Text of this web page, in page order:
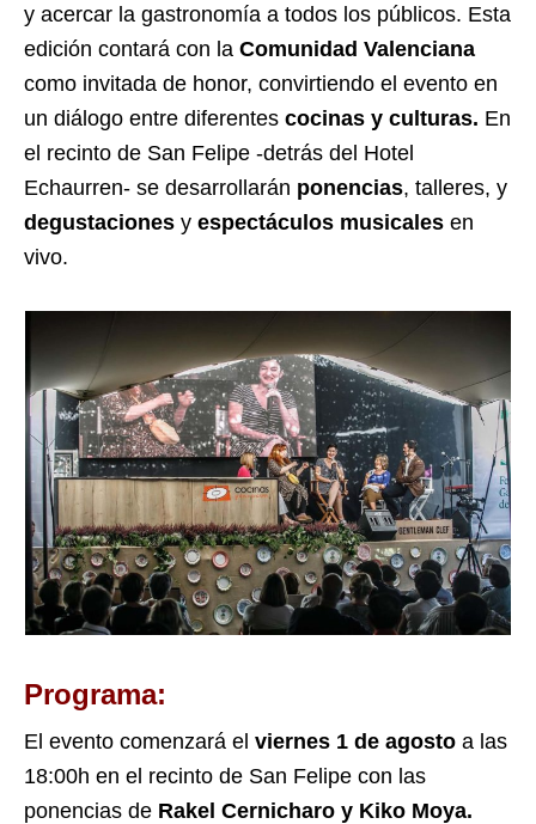
y acercar la gastronomía a todos los públicos. Esta
edición contará con la Comunidad Valenciana
como invitada de honor, convirtiendo el evento en
un diálogo entre diferentes cocinas y culturas. En
el recinto de San Felipe -detrás del Hotel
Echaurren- se desarrollarán ponencias, talleres, y
degustaciones y espectáculos musicales en
vivo.
Programa:
El evento comenzará el viernes 1 de agosto a las
18:00h en el recinto de San Felipe con las
ponencias de Rakel Cernicharo y Kiko Moya.